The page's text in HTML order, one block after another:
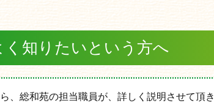
知りたいという方へ
、総和苑の担当職員が、詳しく説明させて頂